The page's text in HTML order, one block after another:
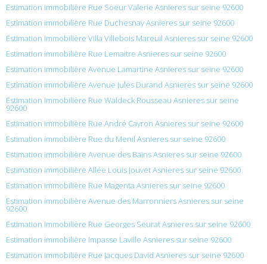
Estimation immobilière Rue Soeur Valerie Asnieres sur seine 92600
Estimation immobilière Rue Duchesnay Asnieres sur seine 92600
Estimation immobilière Villa Villebois Mareuil Asnieres sur seine 92600
Estimation immobilière Rue Lemaitre Asnieres sur seine 92600
Estimation immobilière Avenue Lamartine Asnieres sur seine 92600
Estimation immobilière Avenue Jules Durand Asnieres sur seine 92600
Estimation immobilière Rue Waldeck Rousseau Asnieres sur seine
92600
Estimation immobilière Rue André Cayron Asnieres sur seine 92600
Estimation immobilière Rue du Menil Asnieres sur seine 92600
Estimation immobilière Avenue des Bains Asnieres sur seine 92600
Estimation immobilière Allée Louis Jouvet Asnieres sur seine 92600
Estimation immobilière Rue Magenta Asnieres sur seine 92600
Estimation immobilière Avenue des Marronniers Asnieres sur seine
92600
Estimation immobilière Rue Georges Seurat Asnieres sur seine 92600
Estimation immobilière Impasse Laville Asnieres sur seine 92600
Estimation immobilière Rue Jacques David Asnieres sur seine 92600